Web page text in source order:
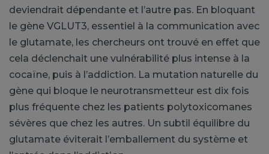
deviendrait dépendante et l’autre pas. En bloquant
le gène VGLUT3, essentiel à la communication avec
le glutamate, les chercheurs ont trouvé en effet que
cela déclenchait une vulnérabilité plus intense à la
cocaïne, puis à l’addiction. La mutation naturelle du
gène qui bloque le neurotransmetteur est dix fois
plus fréquente chez les patients polytoxicomanes
sévères que chez les autres. Un subtil équilibre du
glutamate éviterait l’emballement du système et